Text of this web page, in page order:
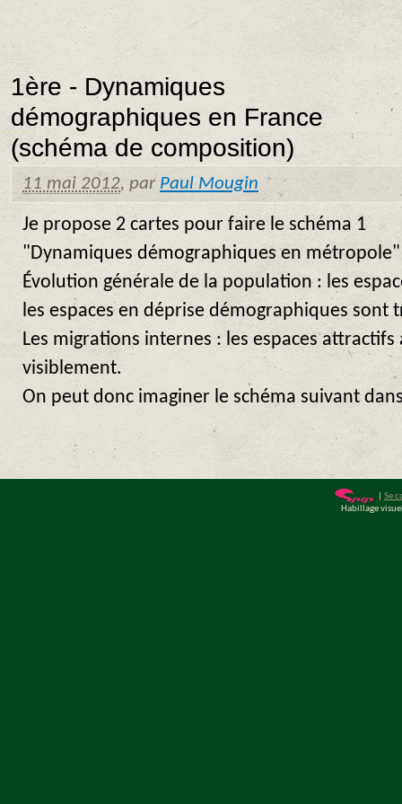
1ère - Dynamiques
démographiques en France
(schéma de composition)
11 mai 2012, par Paul Mougin
Je propose 2 cartes pour faire le schéma 1
"Dynamiques démographiques en métropole"
Évolution générale de la population : les
les espaces en déprise démographiques sont
Les migrations internes : les espaces
visiblement.
On peut donc imaginer le schéma suivant
Se
Habillage